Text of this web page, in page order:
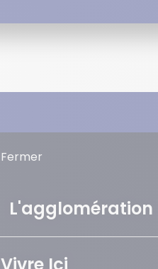
Fermer
L'agglomération